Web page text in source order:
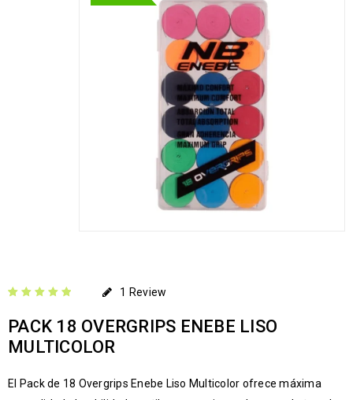
5.00de 5 en
base a
valoración de un
1 Review
PACK 18 OVERGRIPS ENEBE LISO
MULTICOLOR
El Pack de 18 Overgrips Enebe Liso Multicolor ofrece máxima